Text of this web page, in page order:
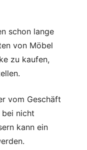
schon lange
von Möbel
zu kaufen,
vom Geschäft
bei nicht
kann ein